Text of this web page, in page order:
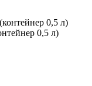
0,5 л)